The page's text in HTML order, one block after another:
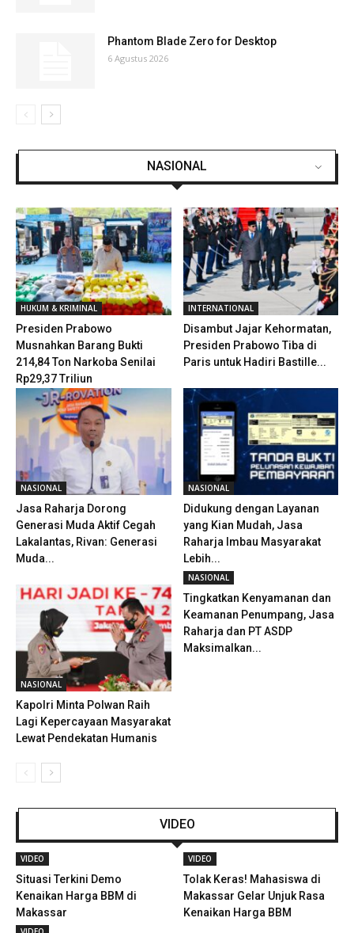
Phantom Blade Zero for Desktop
6 Agustus 2026
NASIONAL
HUKUM & KRIMINAL
Presiden Prabowo
Musnahkan Barang Bukti
214,84 Ton Narkoba Senilai
Rp29,37 Triliun
INTERNATIONAL
Disambut Jajar Kehormatan,
Presiden Prabowo Tiba di
Paris untuk Hadiri Bastille...
NASIONAL
Jasa Raharja Dorong
Generasi Muda Aktif Cegah
Lakalantas, Rivan: Generasi
Muda...
NASIONAL
Didukung dengan Layanan
yang Kian Mudah, Jasa
Raharja Imbau Masyarakat
Lebih...
NASIONAL
Kapolri Minta Polwan Raih
Lagi Kepercayaan Masyarakat
Lewat Pendekatan Humanis
NASIONAL
Tingkatkan Kenyamanan dan
Keamanan Penumpang, Jasa
Raharja dan PT ASDP
Maksimalkan...
VIDEO
VIDEO
Situasi Terkini Demo
Kenaikan Harga BBM di
Makassar
VIDEO
Tolak Keras! Mahasiswa di
Makassar Gelar Unjuk Rasa
Kenaikan Harga BBM